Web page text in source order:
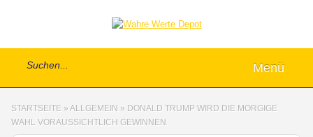
Menü
STARTSEITE » ALLGEMEIN » DONALD TRUMP WIRD DIE MORGIGE
WAHL VORAUSSICHTLICH GEWINNEN